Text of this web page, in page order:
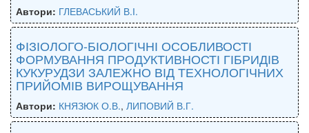
Автори: ГЛЕВАСЬКИЙ В.І.
ФІЗІОЛОГО-БІОЛОГІЧНІ ОСОБЛИВОСТІ
ФОРМУВАННЯ ПРОДУКТИВНОСТІ ГІБРИДІВ
КУКУРУДЗИ ЗАЛЕЖНО ВІД ТЕХНОЛОГІЧНИХ
ПРИЙОМІВ ВИРОЩУВАННЯ
Автори: КНЯЗЮК О.В., ЛИПОВИЙ В.Г.